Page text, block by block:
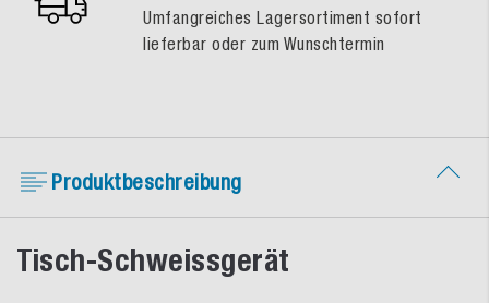
Umfangreiches Lagersortiment sofort
lieferbar oder zum Wunschtermin
Produktbeschreibung
Tisch-Schweissgerät